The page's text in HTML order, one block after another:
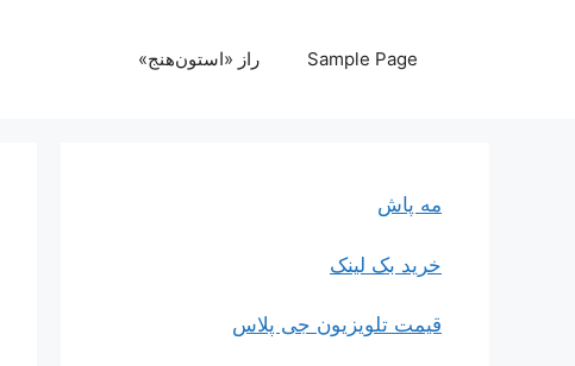
Sample Page راز «استون‌هنج»
مه پاش
خرید بک لینک
قیمت تلویزیون جی پلاس